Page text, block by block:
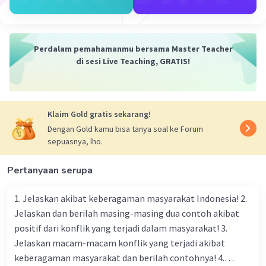
di masa depan dapat terpenuhi. Kebutuhan masa
kesehatan, dan perencanaan keluarga.
Perdalam pemahamanmu bersama Master Teacher
di sesi Live Teaching, GRATIS!
Klaim Gold gratis sekarang!
Dengan Gold kamu bisa tanya soal ke Forum
sepuasnya, lho.
Pertanyaan serupa
1. Jelaskan akibat keberagaman masyarakat Indonesia! 2.
Jelaskan dan berilah masing-masing dua contoh akibat
positif dari konflik yang terjadi dalam masyarakat! 3.
Jelaskan macam-macam konflik yang terjadi akibat
keberagaman masyarakat dan berilah contohnya! 4.